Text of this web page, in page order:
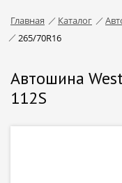
Главная Каталог
265/70R16
Автошина
112S